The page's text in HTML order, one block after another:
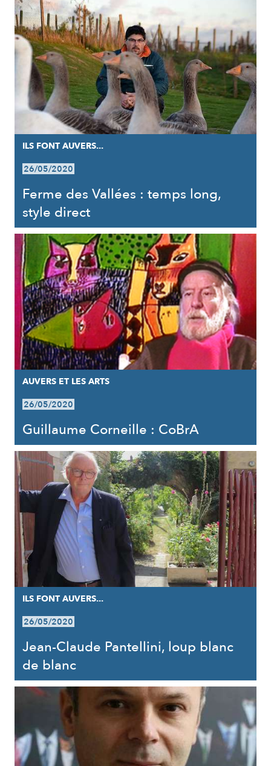
ILS FONT AUVERS...
26/05/2020
Ferme des Vallées : temps long,
style direct
AUVERS ET LES ARTS
26/05/2020
Guillaume Corneille : CoBrA
ILS FONT AUVERS...
26/05/2020
Jean-Claude Pantellini, loup blanc
de blanc